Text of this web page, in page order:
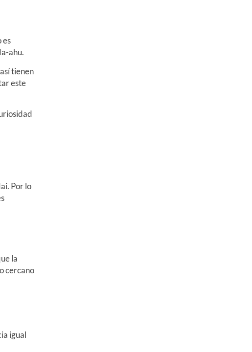
es
ahu.
tienen
este
Por lo
la
cercano
igual